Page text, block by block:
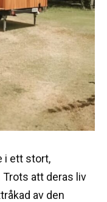
i ett stort,
att deras liv
av den